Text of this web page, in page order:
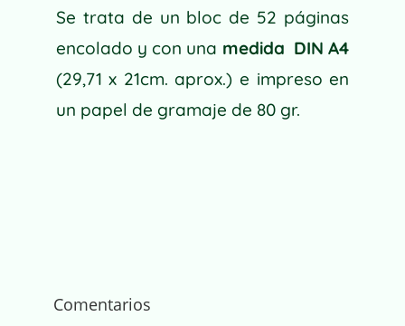
Se trata de un bloc de 52 páginas
encolado y con una medida DIN A4
(29,71 x 21cm. aprox.) e impreso en
un papel de gramaje de 80 gr.
Comentarios